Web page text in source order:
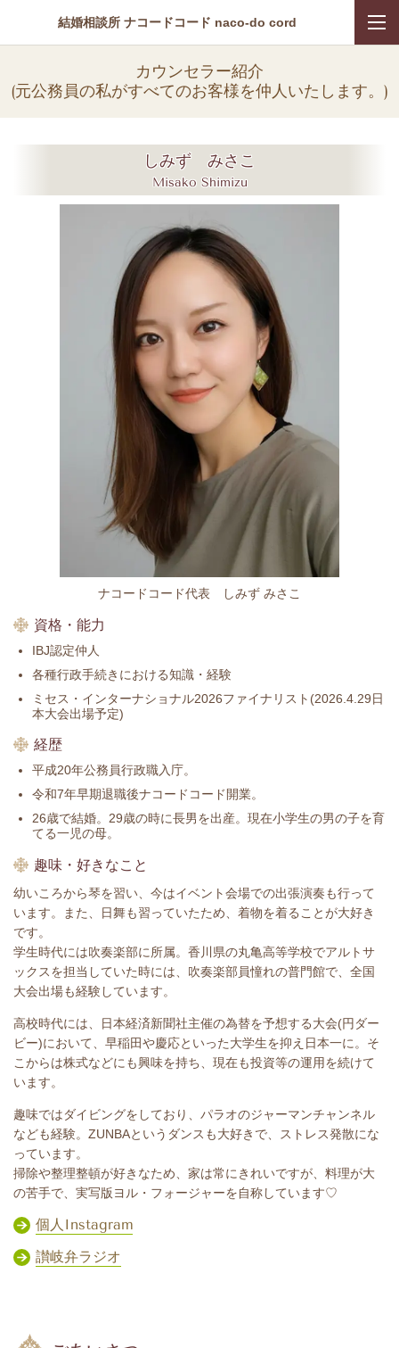
結婚相談所 ナコードコード naco-do cord
カウンセラー紹介
(元公務員の私がすべてのお客様を仲人いたします。)
しみず みさこ
Misako Shimizu
ナコードコード代表 しみず みさこ
資格・能力
IBJ認定仲人
各種行政手続きにおける知識・経験
ミセス・インターナショナル2026ファイナリスト(2026.4.29日
本大会出場予定)
経歴
平成20年公務員行政職入庁。
令和7年早期退職後ナコードコード開業。
26歳で結婚。29歳の時に長男を出産。現在小学生の男の子を育
てる一児の母。
趣味・好きなこと
幼いころから琴を習い、今はイベント会場での出張演奏も行って
います。また、日舞も習っていたため、着物を着ることが大好き
です。
学生時代には吹奏楽部に所属。香川県の丸亀高等学校でアルトサ
ックスを担当していた時には、吹奏楽部員憧れの普門館で、全国
大会出場も経験しています。
高校時代には、日本経済新聞社主催の為替を予想する大会(円ダー
ビー)において、早稲田や慶応といった大学生を抑え日本一に。そ
こからは株式などにも興味を持ち、現在も投資等の運用を続けて
います。
趣味ではダイビングをしており、パラオのジャーマンチャンネル
なども経験。ZUNBAというダンスも大好きで、ストレス発散にな
っています。
掃除や整理整頓が好きなため、家は常にきれいですが、料理が大
の苦手で、実写版ヨル・フォージャーを自称しています♡
個人Instagram
讃岐弁ラジオ